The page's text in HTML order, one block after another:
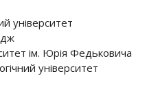
університет
ім. Юрія Федьковича
університет